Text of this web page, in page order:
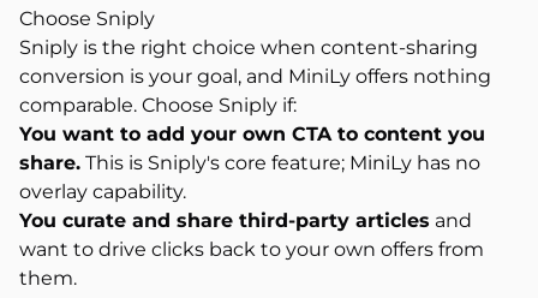
Choose Sniply
Sniply is the right choice when content-sharing
conversion is your goal, and MiniLy offers nothing
comparable. Choose Sniply if:
You want to add your own CTA to content you
share. This is Sniply's core feature; MiniLy has no
overlay capability.
You curate and share third-party articles and
want to drive clicks back to your own offers from
them.